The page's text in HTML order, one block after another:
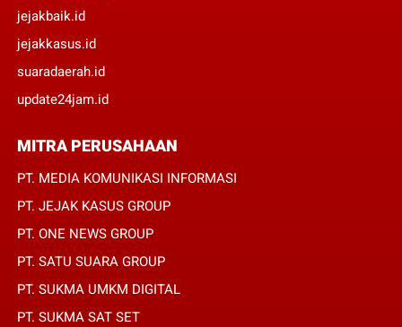
jejakbaik.id
jejakkasus.id
suaradaerah.id
update24jam.id
MITRA PERUSAHAAN
PT. MEDIA KOMUNIKASI INFORMASI
PT. JEJAK KASUS GROUP
PT. ONE NEWS GROUP
PT. SATU SUARA GROUP
PT. SUKMA UMKM DIGITAL
PT. SUKMA SAT SET